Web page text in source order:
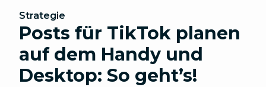
Strategie
Posts für TikTok planen
auf dem Handy und
Desktop: So geht’s!